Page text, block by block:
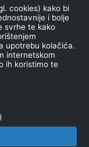
cookies) kako bi
i bolje
svrhe te kako
upotrebu kolačića.
internetskom
ih koristimo te